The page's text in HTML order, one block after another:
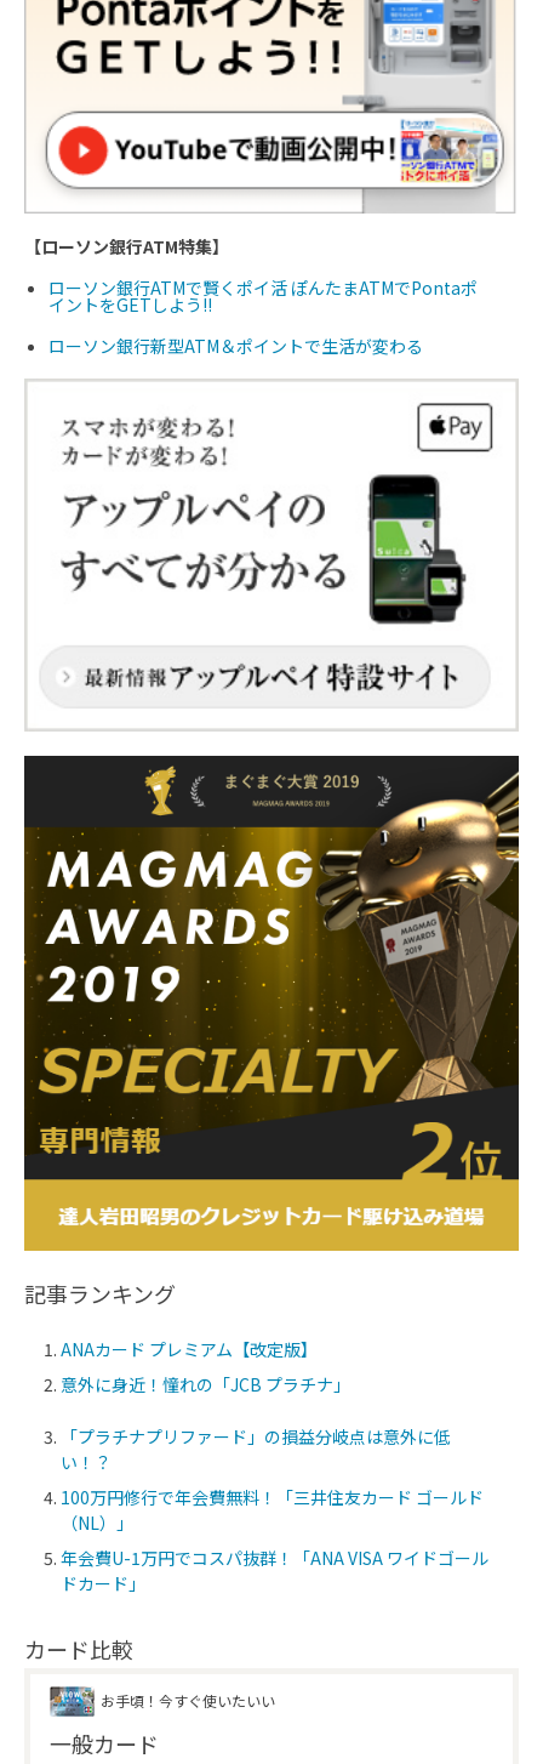
【ローソン銀行ATM特集】
ローソン銀行ATMで賢くポイ活 ぽんたまATMでPontaポ
イントをGETしよう!!
ローソン銀行新型ATM＆ポイントで生活が変わる
記事ランキング
ANAカード プレミアム【改定版】
意外に身近！憧れの「JCB プラチナ」
「プラチナプリファード」の損益分岐点は意外に低
い！？
100万円修行で年会費無料！「三井住友カード ゴールド
（NL）」
年会費U-1万円でコスパ抜群！「ANA VISA ワイドゴール
ドカード」
カード比較
お手頃！今すぐ使いたいい
一般カード